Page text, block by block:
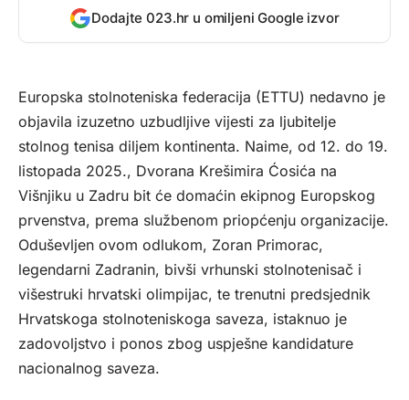
Dodajte 023.hr u omiljeni Google izvor
Europska stolnoteniska federacija (ETTU) nedavno je
objavila izuzetno uzbudljive vijesti za ljubitelje
stolnog tenisa diljem kontinenta. Naime, od 12. do 19.
listopada 2025., Dvorana Krešimira Ćosića na
Višnjiku u Zadru bit će domaćin ekipnog Europskog
prvenstva, prema službenom priopćenju organizacije.
Oduševljen ovom odlukom, Zoran Primorac,
legendarni Zadranin, bivši vrhunski stolnotenisač i
višestruki hrvatski olimpijac, te trenutni predsjednik
Hrvatskoga stolnoteniskoga saveza, istaknuo je
zadovoljstvo i ponos zbog uspješne kandidature
nacionalnog saveza.